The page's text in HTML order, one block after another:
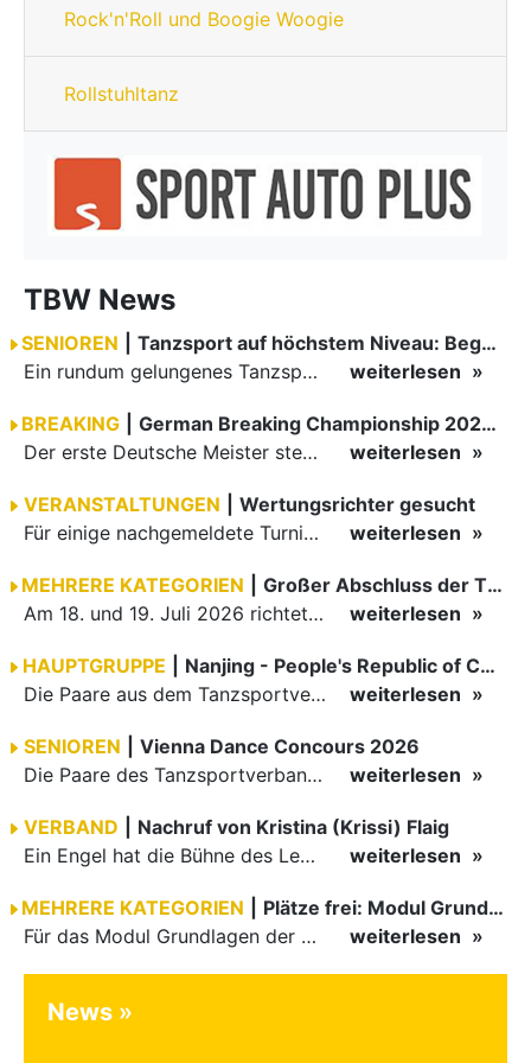
Rock'n'Roll und Boogie Woogie
Rollstuhltanz
TBW News
SENIOREN
Tanzsport auf höchstem Niveau: Begeisterung bei den Turnieren in…
Ein rundum gelungenes Tanzsport-Wochenende liegt hinter den Paaren und Organisatoren in Enzklösterle. Am 1. und 2. August 2026 verwandelte sich die Festhalle wieder in einen lebendigen Mittelpunkt des…
weiterlesen
BREAKING
German Breaking Championship 2026 in Hannover
Der erste Deutsche Meister steht fest B-Boy Roman siegt bei den Juniors
weiterlesen
VERANSTALTUNGEN
Wertungsrichter gesucht
Für einige nachgemeldete Turniere im 2 Halbjahr sucht der ZWE noch Wertungsrichter.
weiterlesen
MEHRERE KATEGORIEN
Großer Abschluss der TBW-Trophy in Weinheim
Am 18. und 19. Juli 2026 richtete die Tanzsportabteilung (TSA) der TSG 1862 Weinheim das Abschlussturnier der diesjährigen TBW-Trophy-Serie aus. Zum traditionellen Saisonfinale kamen rund 400 Starts über…
weiterlesen
HAUPTGRUPPE
Nanjing - People's Republic of China
Die Paare aus dem Tanzsportverband Baden-Württemberg (TBW) haben beim hochklassig besetzten WDSF GrandSlam im chinesischen Nanjing wieder einmal auf internationalem Top-Niveau geglänzt. Das…
weiterlesen
SENIOREN
Vienna Dance Concours 2026
Die Paare des Tanzsportverbandes Baden-Württemberg (TBW) glänzten auf dem internationalen Parkett des Vienna Dance Concourse 2026 im Wiener Rathaus mit hervorragenden Platzierungen Ergebnisse unter: …
weiterlesen
VERBAND
Nachruf von Kristina (Krissi) Flaig
Ein Engel hat die Bühne des Lebens verlassen. Viel zu früh, plötzlich und für uns alle unfassbar, wurde unsere geliebte Kristina (Krissi) Flaig im Alter von 36 Jahren aus dem Leben gerissen. Das Tanzen…
weiterlesen
MEHRERE KATEGORIEN
Plätze frei: Modul Grundlagen
Für das Modul Grundlagen der Breitensportausbildung vom 10. bis 13. September an der Landessportschule Albstadt sind noch Plätze frei. Das Modul kann auch für den Lizenzerhalt (30 LE fachlich) genutzt…
weiterlesen
News